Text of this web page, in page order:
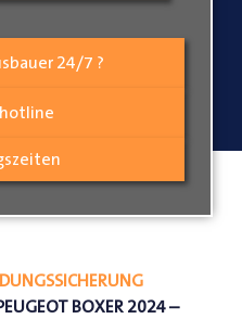
24/7 ?
BOXER 2024 –